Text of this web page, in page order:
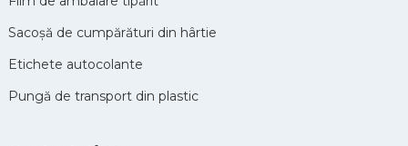
Sacoșă de cumpărături din hârtie
Etichete autocolante
Pungă de transport din plastic